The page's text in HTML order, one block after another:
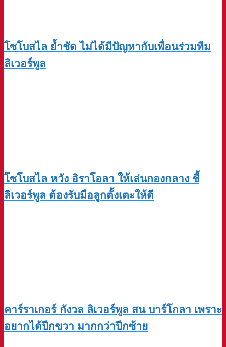
โซโบสไล ย้ำชัด ไม่ได้มีปัญหากับเพื่อนร่วมทีม
ลิเวอร์พูล
โซโบสไล หวัง อิราโอลา ให้เล่นกองกลาง ชี้
ลิเวอร์พูล ต้องรับมือลูกตั้งเตะให้ดี
คาร์ราเกอร์ กังวล ลิเวอร์พูล สน บาร์โกลา เพราะ
อยากได้ปีกขวา มากกว่าปีกซ้าย